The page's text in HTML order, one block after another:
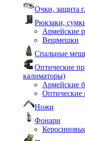
Очки, защита
Рюкзаки,
Армейские
Вещмешки
Спальные
Оптические
калиматоры)
Армейские
Оптические
Ножи
Фонари